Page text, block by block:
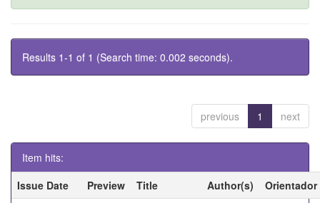
Results 1-1 of 1 (Search time: 0.002 seconds).
previous 1 next
Item hits:
Issue Date
Preview Title Author(s)
Orientador